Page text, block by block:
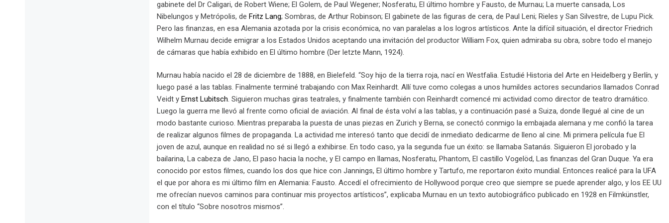
gabinete del Dr Caligari, de Robert Wiene; El Golem, de Paul Wegener; Nosferatu, El último hombre y Fausto, de Murnau; La muerte cansada, Los
Nibelungos y Metrópolis, de Fritz Lang; Sombras, de Arthur Robinson; El gabinete de las figuras de cera, de Paul Leni; Rieles y San Silvestre, de Lupu Pick.
Pero las finanzas, en esa Alemania azotada por la crisis económica, no van paralelas a los logros artísticos. Ante la difícil situación, el director Friedrich
Wilhelm Murnau decide emigrar a los Estados Unidos aceptando una invitación del productor William Fox, quien admiraba su obra, sobre todo el manejo
de cámaras que había exhibido en El último hombre (Der letzte Mann, 1924).
Murnau había nacido el 28 de diciembre de 1888, en Bielefeld. “Soy hijo de la tierra roja, nací en Westfalia. Estudié Historia del Arte en Heidelberg y Berlín, y
luego pasé a las tablas. Finalmente terminé trabajando con Max Reinhardt. Allí tuve como colegas a unos humildes actores secundarios llamados Conrad
Veidt y Ernst Lubitsch. Siguieron muchas giras teatrales, y finalmente también con Reinhardt comencé mi actividad como director de teatro dramático.
Luego la guerra me llevó al frente como oficial de aviación. Al final de ésta volví a las tablas, y a continuación pasé a Suiza, donde llegué al cine de un
modo bastante curioso. Mientras preparaba la puesta de unas piezas en Zurich y Berna, se conectó conmigo la embajada alemana y me confió la tarea
de realizar algunos filmes de propaganda. La actividad me interesó tanto que decidí de inmediato dedicarme de lleno al cine. Mi primera película fue El
joven de azul, aunque en realidad no sé si llegó a exhibirse. En todo caso, ya la segunda fue un éxito: se llamaba Satanás. Siguieron El jorobado y la
bailarina, La cabeza de Jano, El paso hacia la noche, y El campo en llamas, Nosferatu, Phantom, El castillo Vogelöd, Las finanzas del Gran Duque. Ya era
conocido por estos filmes, cuando los dos que hice con Jannings, El último hombre y Tartufo, me reportaron éxito mundial. Entonces realicé para la UFA
el que por ahora es mi último film en Alemania: Fausto. Accedí el ofrecimiento de Hollywood porque creo que siempre se puede aprender algo, y los EE UU
me ofrecían nuevos caminos para continuar mis proyectos artísticos”, explicaba Murnau en un texto autobiográfico publicado en 1928 en Filmkünstler,
con el título “Sobre nosotros mismos”.